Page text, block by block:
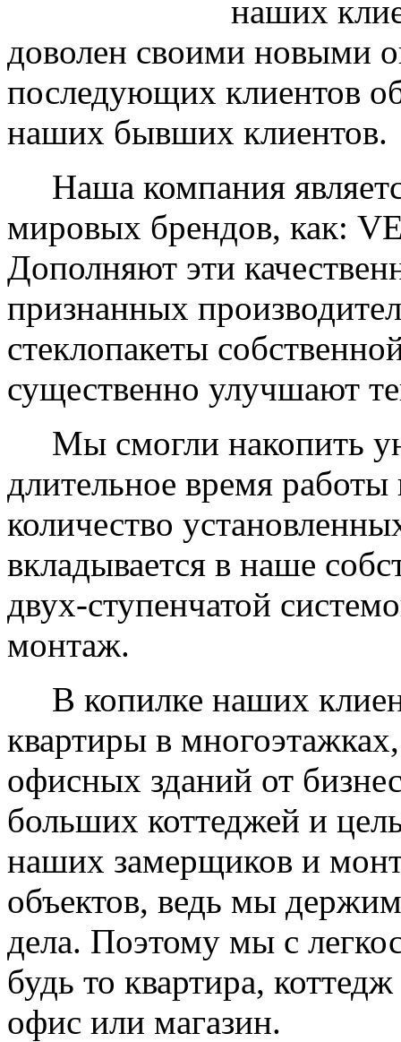
наших
доволен своими новыми
последующих клиентов
наших бывших клиентов.
Наша компания
мировых брендов, как:
Дополняют эти
признанных
стеклопакеты
существенно улучшают
Мы смогли накопить
длительное время
количество
вкладывается в наше
двух-ступенчатой
монтаж.
В копилке наших
квартиры в
офисных зданий от
больших коттеджей и
наших замерщиков и
объектов, ведь мы
дела. Поэтому мы с
будь то квартира,
офис или магазин.